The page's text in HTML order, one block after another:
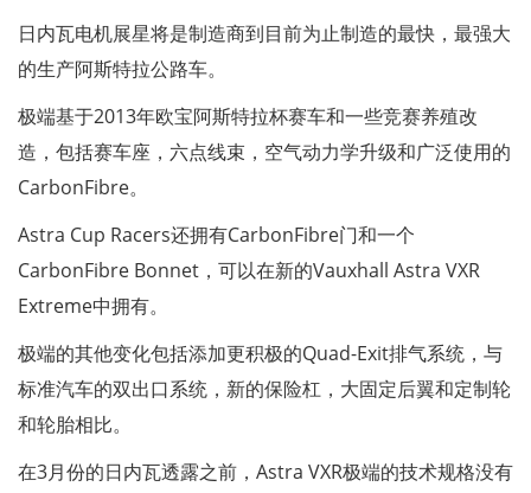
日内瓦电机展星将是制造商到目前为止制造的最快，最强大
的生产阿斯特拉公路车。
极端基于2013年欧宝阿斯特拉杯赛车和一些竞赛养殖改
造，包括赛车座，六点线束，空气动力学升级和广泛使用的
CarbonFibre。
Astra Cup Racers还拥有CarbonFibre门和一个
CarbonFibre Bonnet，可以在新的Vauxhall Astra VXR
Extreme中拥有。
极端的其他变化包括添加更积极的Quad-Exit排气系统，与
标准汽车的双出口系统，新的保险杠，大固定后翼和定制轮
和轮胎相比。
在3月份的日内瓦透露之前，Astra VXR极端的技术规格没有